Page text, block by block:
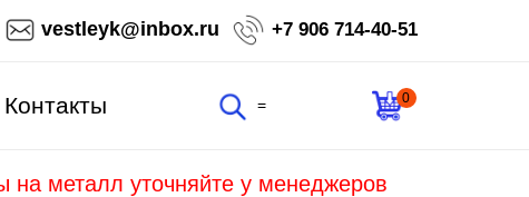
+7 906 714-40-51
vestleyk@inbox.ru
= 0
Контакты
на металл уточняйте у менеджеров